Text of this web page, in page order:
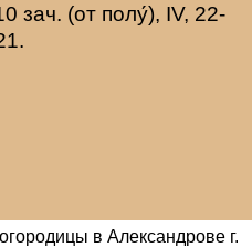
зач. (от полу́), IV, 22-
в Александрове г.